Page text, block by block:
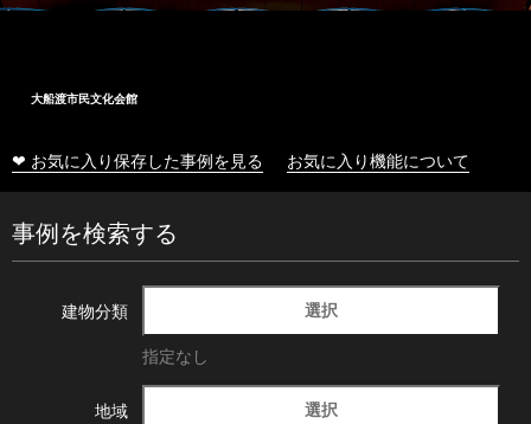
大船渡市民文化会館
❤ お気に入り保存した事例を見る お気に入り機能について
事例を検索する
建物分類 選択
指定なし
地域 選択